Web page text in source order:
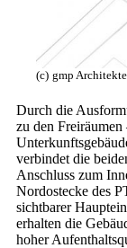
(c) gmp
Durch die
zu den
verbindet die
Anschluss zum
Nordostecke des
sichtbarer
erhalten die
hoher